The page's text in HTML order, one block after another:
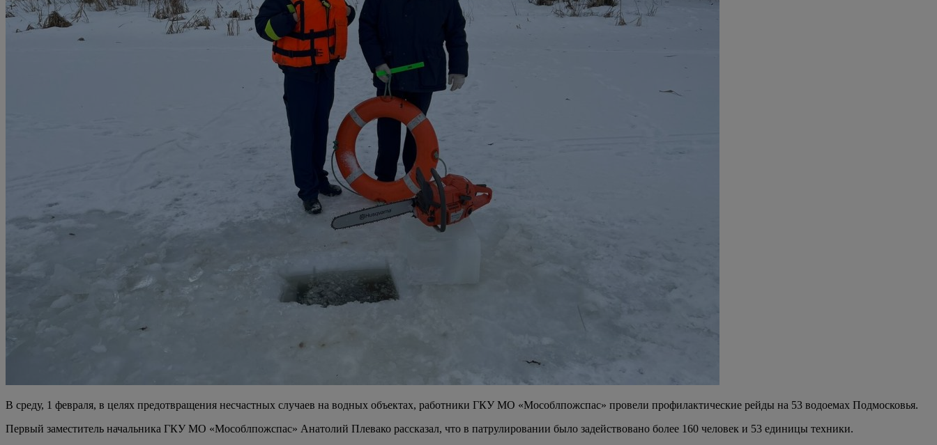
В среду, 1 февраля, в целях предотвращения несчастных случаев на водных объектах, работники ГКУ МО «Мособлпожспас» провели профилактические рейды на 53 водоемах Подмосковья.
Первый заместитель начальника ГКУ МО «Мособлпожспас» Анатолий Плевако рассказал, что в патрулировании было задействовано более 160 человек и 53 единицы техники.